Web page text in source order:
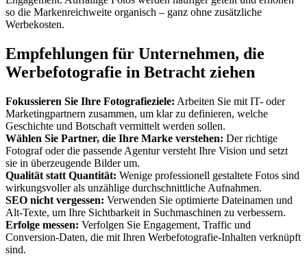
so die Markenreichweite organisch – ganz ohne zusätzliche
Werbekosten.
Empfehlungen für Unternehmen, die
Werbefotografie in Betracht ziehen
Fokussieren Sie Ihre Fotografieziele: Arbeiten Sie mit IT- oder
Marketingpartnern zusammen, um klar zu definieren, welche
Geschichte und Botschaft vermittelt werden sollen.
Wählen Sie Partner, die Ihre Marke verstehen: Der richtige
Fotograf oder die passende Agentur versteht Ihre Vision und setzt
sie in überzeugende Bilder um.
Qualität statt Quantität: Wenige professionell gestaltete Fotos sind
wirkungsvoller als unzählige durchschnittliche Aufnahmen.
SEO nicht vergessen: Verwenden Sie optimierte Dateinamen und
Alt-Texte, um Ihre Sichtbarkeit in Suchmaschinen zu verbessern.
Erfolge messen: Verfolgen Sie Engagement, Traffic und
Conversion-Daten, die mit Ihren Werbefotografie-Inhalten verknüpft
sind.